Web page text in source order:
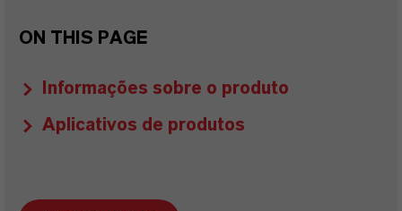
ON THIS PAGE
Informações sobre o produto
Aplicativos de produtos